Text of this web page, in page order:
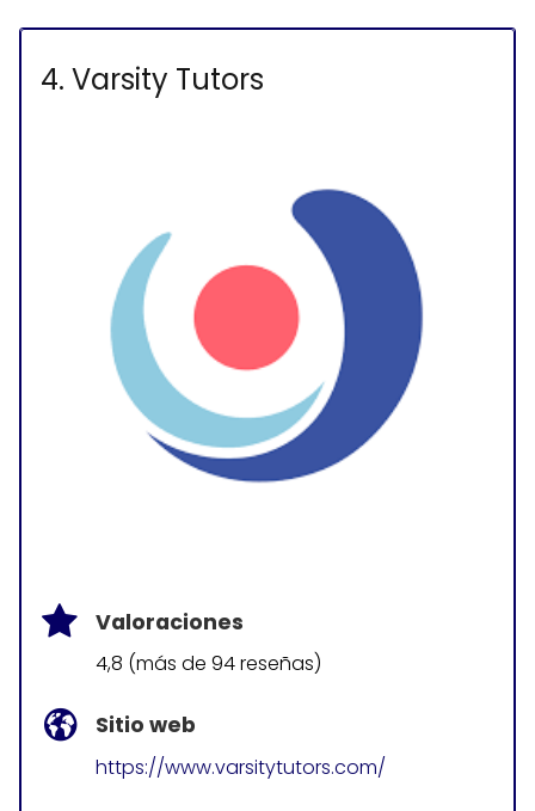
4. Varsity Tutors
Valoraciones
4,8 (más de 94 reseñas)
Sitio web
https://www.varsitytutors.com/